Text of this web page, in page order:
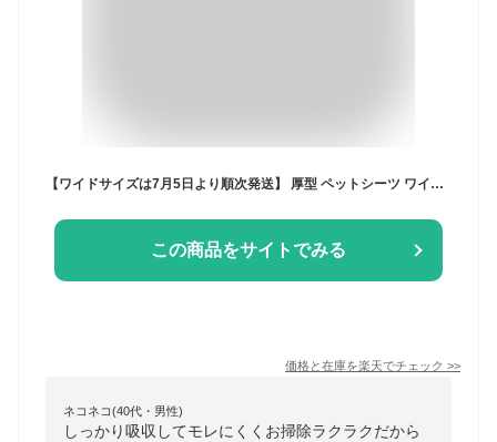
【ワイドサイズは7月5日より順次発送】 厚型 ペットシーツ ワイド 200枚 レギュラー 400枚 スーパーワイド 100枚 大容量 ペットシート 厚型 まとめ買い 業務用 ペット用 トイレシート 犬 猫 ペット用シーツ ペットシート ワイド 厚型 おしっこシート 犬 ワイド
この商品をサイトでみる
価格と在庫を楽天でチェック >>
ネコネコ(40代・男性)
しっかり吸収してモレにくくお掃除ラクラクだから